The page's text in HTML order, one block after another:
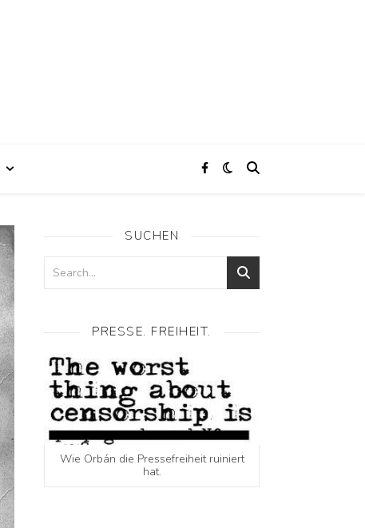
SUCHEN
PRESSE. FREIHEIT.
Wie Orbán die Pressefreiheit ruiniert
hat.